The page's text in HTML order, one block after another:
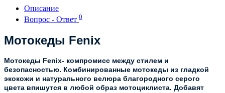
Описание
Вопрос - Ответ 0
Мотокеды Fenix
Мотокеды Fenix- компромисс между стилем и
безопасностью. Комбинированные мотокеды из гладкой
экокожи и натурального велюра благородного серого
цвета впишутся в любой образ мотоциклиста. Добавят